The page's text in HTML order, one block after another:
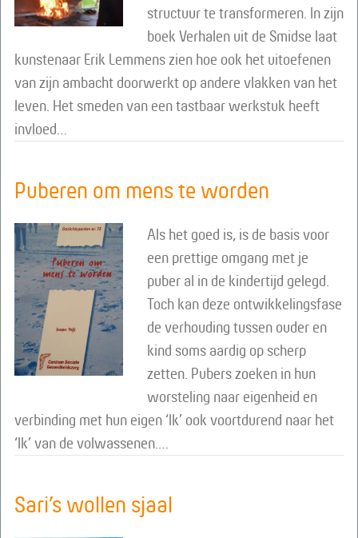
structuur te transformeren. In zijn
boek Verhalen uit de Smidse laat
kunstenaar Erik Lemmens zien hoe ook het uitoefenen
van zijn ambacht doorwerkt op andere vlakken van het
leven. Het smeden van een tastbaar werkstuk heeft
invloed…
Puberen om mens te worden
Als het goed is, is de basis voor
een prettige omgang met je
puber al in de kindertijd gelegd.
Toch kan deze ontwikkelingsfase
de verhouding tussen ouder en
kind soms aardig op scherp
zetten. Pubers zoeken in hun
worsteling naar eigenheid en
verbinding met hun eigen ‘Ik’ ook voortdurend naar het
‘Ik’ van de volwassenen.…
Sari’s wollen sjaal